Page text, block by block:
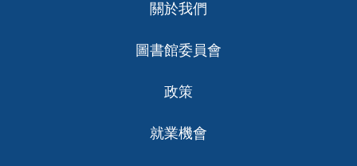
關於我們
圖書館委員會
政策
就業機會